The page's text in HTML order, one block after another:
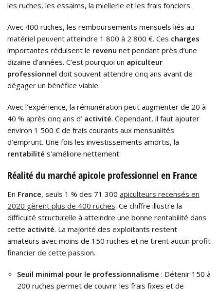
les ruches, les essaims, la miellerie et les frais fonciers.
Avec 400 ruches, les remboursements mensuels liés au
matériel peuvent atteindre 1 800 à 2 800 €. Ces charges
importantes réduisent le revenu net pendant près d’une
dizaine d’années. C’est pourquoi un apiculteur
professionnel doit souvent attendre cinq ans avant de
dégager un bénéfice viable.
Avec l’expérience, la rémunération peut augmenter de 20 à
40 % après cinq ans d’ activité. Cependant, il faut ajouter
environ 1 500 € de frais courants aux mensualités
d’emprunt. Une fois les investissements amortis, la
rentabilité s’améliore nettement.
Réalité du marché apicole professionnel en France
En France, seuls 1 % des 71 300 apiculteurs recensés en
2020 gèrent plus de 400 ruches. Ce chiffre illustre la
difficulté structurelle à atteindre une bonne rentabilité dans
cette activité. La majorité des exploitants restent
amateurs avec moins de 150 ruches et ne tirent aucun profit
financier de cette passion.
Seuil minimal pour le professionnalisme : Détenir 150 à
200 ruches permet de couvrir les frais fixes et de